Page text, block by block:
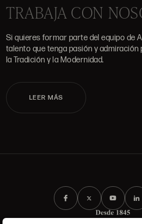
TRABAJA CON
Si quieres formar parte del equipo de
talento que tenga pasión y admiración
la Tradición y la Modernidad.
LEER MÁS